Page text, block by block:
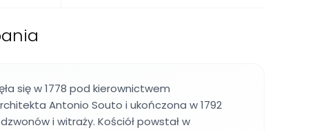
się w 1778 pod kierownictwem
Antonio Souto i ukończona w 1792
i witraży. Kościół powstał w